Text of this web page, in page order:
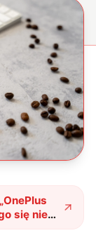
„OnePlus
się nie